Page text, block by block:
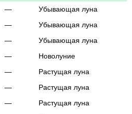
—
Убывающая луна
—
Убывающая луна
—
Убывающая луна
—
Новолуние
—
Растущая луна
—
Растущая луна
—
Растущая луна